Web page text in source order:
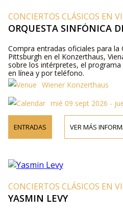
CONCIERTOS CLÁSICOS EN
ORQUESTA SINFÓNICA
Compra entradas oficiales para la
Pittsburgh en el Konzerthaus,
sobre los intérpretes, el
en línea y por teléfono.
Wiener Konzerthaus
mié 09 sept 2026 -
ENTRADAS VER MÁS
CONCIERTOS CLÁSICOS EN
YASMIN LEVY